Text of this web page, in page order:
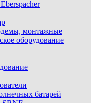
монтажные
оборудование
батарей